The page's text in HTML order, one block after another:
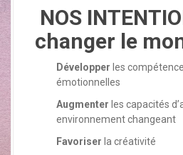
NOS
changer le
Développer les
émotionnelles
Augmenter les capacités
environnement changeant
Favoriser la créativité